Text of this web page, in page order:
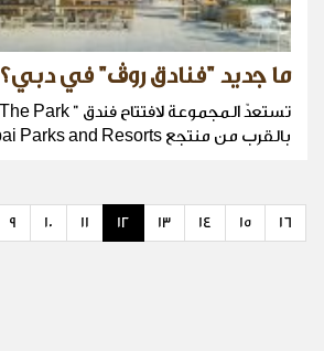
ما جديد "فنادق روڤ" في دبي؟
بالقرب من منتجع Dubai Parks and Resorts .
9 10 11 12 13 14 15 16